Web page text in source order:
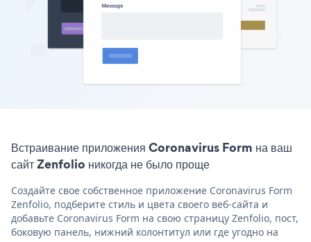
Встраивание приложения Coronavirus Form на ваш
сайт Zenfolio никогда не было проще
Создайте свое собственное приложение Coronavirus Form
Zenfolio, подберите стиль и цвета своего веб-сайта и
добавьте Coronavirus Form на свою страницу Zenfolio, пост,
боковую панель, нижний колонтитул или где угодно на